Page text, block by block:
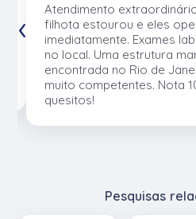
Atendimento
filhota estourou e eles
imediatamente. Exames
no local. Uma estrutura
encontrada no Rio de
muito competentes. Nota
quesitos!
‹
Pesquisas